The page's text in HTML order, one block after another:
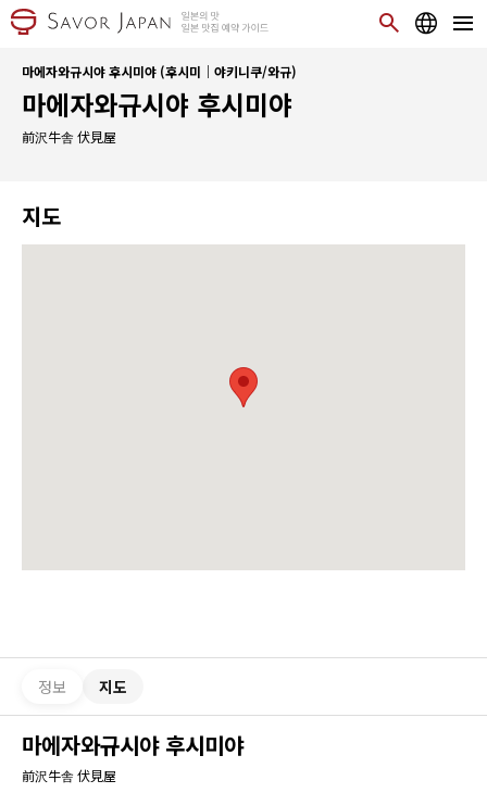
마에자와규시야 후시미야 (후시미｜야키니쿠/와규)
마에자와규시야 후시미야
前沢牛舎 伏見屋
지도
정보 지도
마에자와규시야 후시미야
前沢牛舎 伏見屋